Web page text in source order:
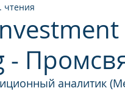
-
чтения
аналитик